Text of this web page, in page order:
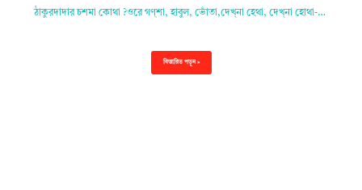
ঠাকুরদাদার চশমা কোথা ?ওরে গণ্‌শা, হাবুল, ভোঁতা,দেখ্‌না হেথা, দেখ্‌না হোথা-…
বিস্তারিত পড়ুন »